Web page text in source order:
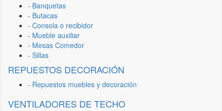
- Banquetas
- Butacas
- Consola o recibidor
- Mueble auxiliar
- Mesas Comedor
- Sillas
REPUESTOS DECORACIÓN
- Repuestos muebles y decoración
VENTILADORES DE TECHO